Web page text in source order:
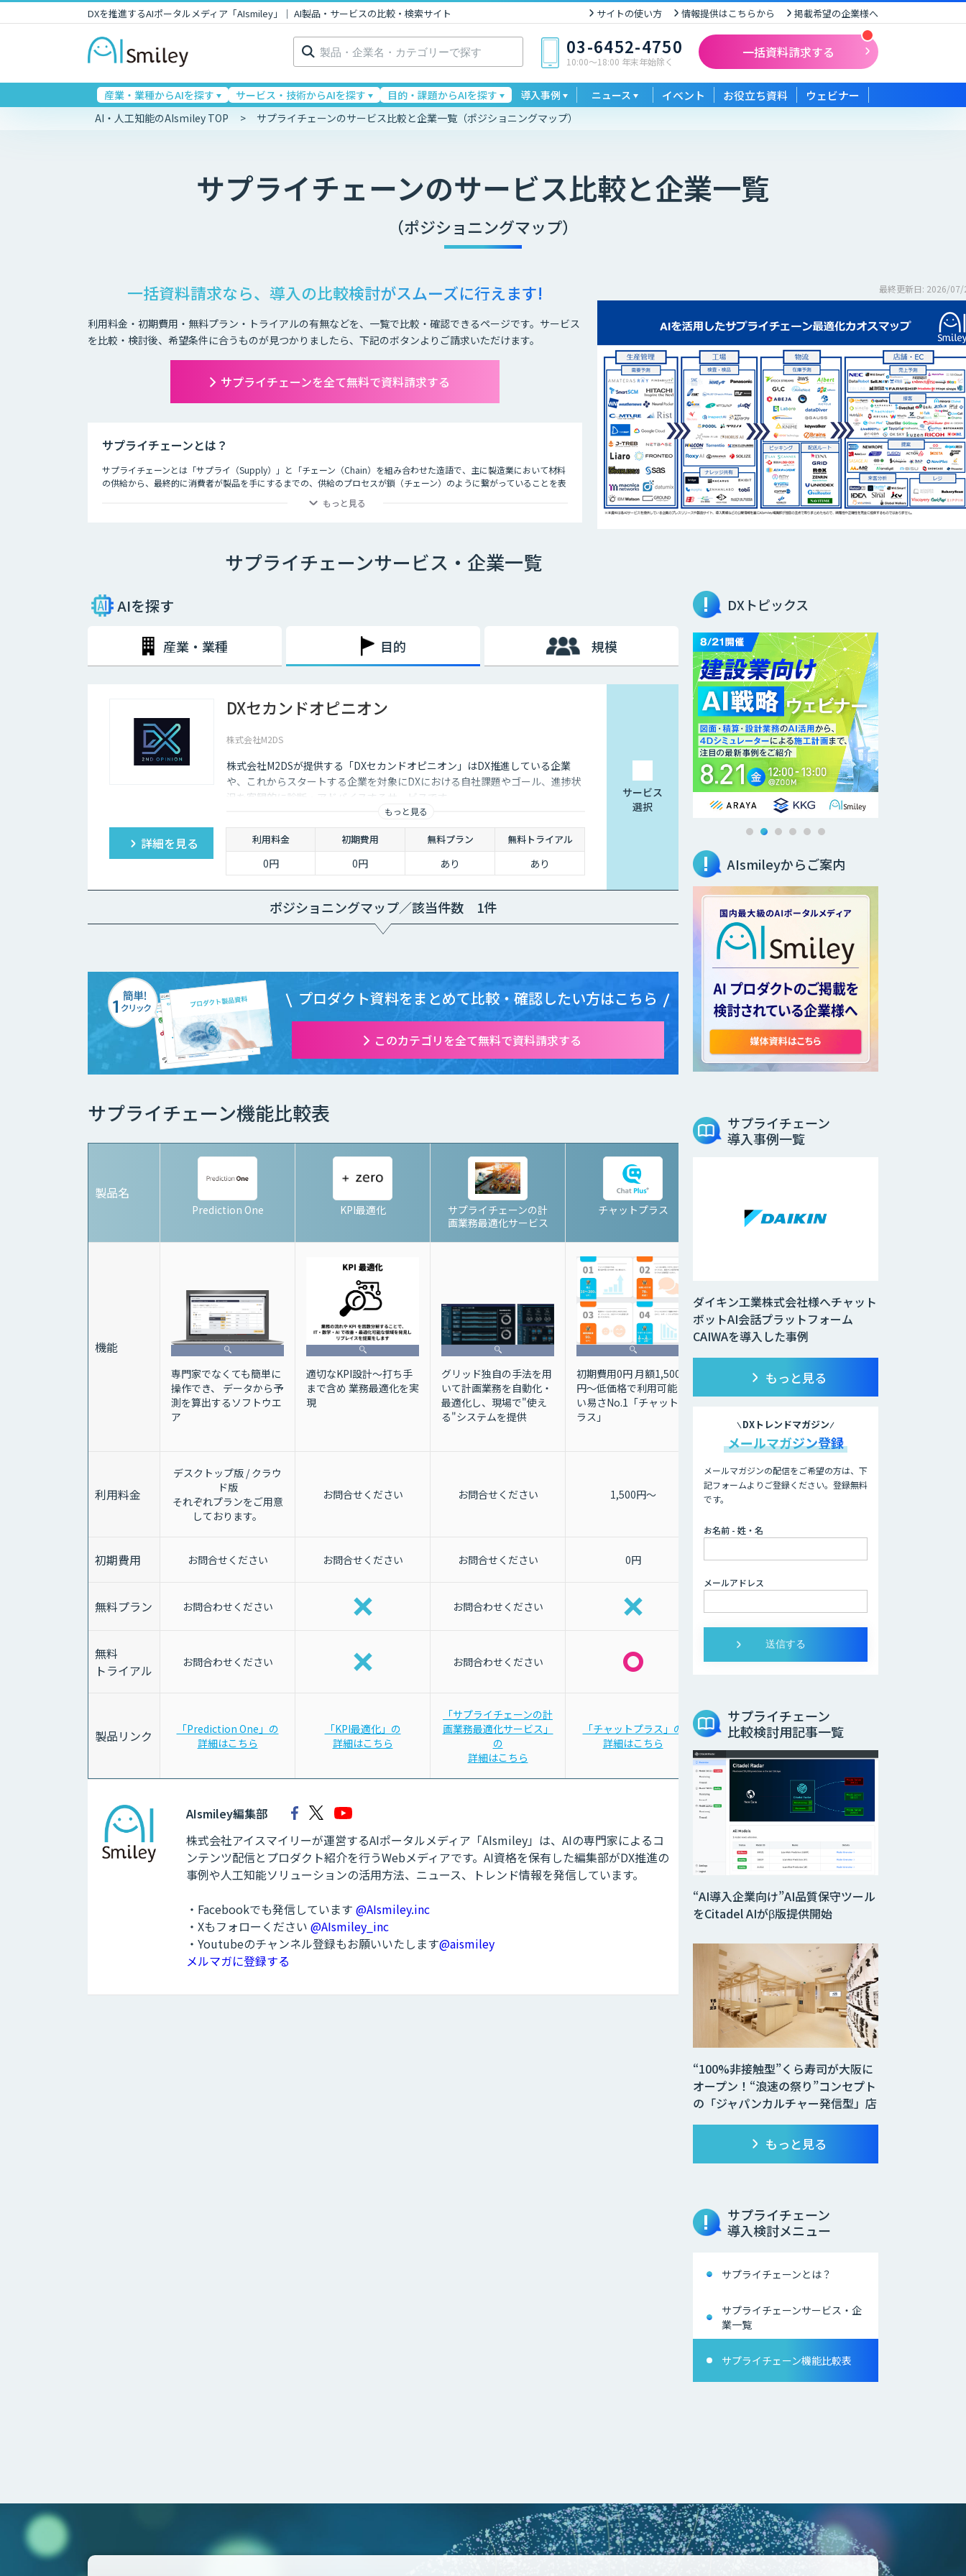
DXを推進するAIポータルメディア「AIsmiley」｜ AI製品・サービスの比較・検索サイト サイトの使い方 情報提供はこちらから 掲載希望の企業様へ
検
索: 03-6452-4750
10:00〜18:00 年末年始除く
一括資料請求する
産業・業種からAIを探す サービス・技術からAIを探す 目的・課題からAIを探す 導入事例 ニュース イベント お役立ち資料 ウェビナー
AI・人工知能のAIsmiley TOP サプライチェーンのサービス比較と企業一覧（ポジショニングマップ）
サプライチェーンのサービス比較と企業一覧
（ポジショニングマップ）
一括資料請求なら、導入の比較検討がスムーズに行えます!
利用料金・初期費用・無料プラン・トライアルの有無などを、一覧で比較・確認できるページです。サービス
を比較・検討後、希望条件に合うものが見つかりましたら、下記のボタンよりご請求いただけます。
サプライチェーンを全て無料で資料請求する
最終更新日: 2026/07/
サプライチェーンとは？
サプライチェーンとは「サプライ（Supply）」と「チェーン（Chain）を組み合わせた造語で、主に製造業において材料
の供給から、最終的に消費者が製品を手にするまでの、供給のプロセスが鎖（チェーン）のように繋がっていることを表
ます。工場や倉庫では良品と不良品の検知、店舗ではAIカメラを設置して来客者を分析。最適な商品陳列や適切な人材配
サプライチェーンAI製品・サービスにはツールによって機能や実現できる内容に違いがありますので、自社の課題は何
か、どんな結果を実現したいのかという観点から、それぞれのツールの違いを充分に比較検討することが重要です。
もっと見る
サプライチェーンサービス・企業一覧
AIを探す
産業・業種 目的 規模
DXセカンドオピニオン
株式会社M2DS
株式会社M2DSが提供する「DXセカンドオピニオン」はDX推進している企業
や、これからスタートする企業を対象にDXにおける自社課題やゴール、進捗状
況を客観的に診断・アドバイスするサービスです
もっと見る
詳細を見る 利用料金 初期費用 無料プラン 無料トライアル
0円 0円 あり あり
サービス
選択
ポジショニングマップ／該当件数 1件
プロダクト資料をまとめて比較・確認したい方はこちら
このカテゴリを全て無料で資料請求する
サプライチェーン機能比較表
製品名
Prediction One KPI最適化
サプライチェーンの計
画業務最適化サービス
チャットプラス
Third AI レコメンドア
イ
機能
専門家でなくても簡単に
操作でき、 データから予
測を算出するソフトウエ
ア
適切なKPI設計～打ち手
まで含め 業務最適化を実
現
グリッド独自の手法を用
いて計画業務を自動化・
最適化し、現場で"使え
る"システムを提供
初期費用0円 月額1,500
円〜低価格で利用可能 使
い易さNo.1「チャットプ
ラス」
画像認識 AI技術を活用し
て、お手元の写真などか
検索して目的の商品を見
つけ出すことが可能
利用料金
デスクトップ版 / クラウ
ド版
それぞれプランをご用意
しております。
お問合せください お問合せください 1,500円～ 月額 500,000円〜
初期費用 お問合せください お問合せください お問合せください 0円 1,000,000円〜
無料プラン お問合わせください お問合わせください
無料
トライアル
お問合わせください お問合わせください お問合わせください
製品リンク
「Prediction One」の
詳細はこちら
「KPI最適化」の
詳細はこちら
「サプライチェーンの計
画業務最適化サービス」
の
詳細はこちら
「チャットプラス」の
詳細はこちら
「Third AI レコメンドア
イ」の
詳細はこちら
AIsmiley編集部
株式会社アイスマイリーが運営するAIポータルメディア「AIsmiley」は、AIの専門家によるコ
ンテンツ配信とプロダクト紹介を行うWebメディアです。AI資格を保有した編集部がDX推進の
事例や人工知能ソリューションの活用方法、ニュース、トレンド情報を発信しています。
・Facebookでも発信しています @AIsmiley.inc
・Xもフォローください @AIsmiley_inc
・Youtubeのチャンネル登録もお願いいたします@aismiley
メルマガに登録する
DXトピックス
AIsmileyからご案内
サプライチェーン
導入事例一覧
ダイキン工業株式会社様へチャット
ボットAI会話プラットフォーム
CAIWAを導入した事例
もっと見る
DXトレンドマガジン
メールマガジン登録
メールマガジンの配信をご希望の方は、下
記フォームよりご登録ください。登録無料
です。
お名前 - 姓・名
メールアドレス
サプライチェーン
比較検討用記事一覧
“AI導入企業向け”AI品質保守ツール
をCitadel AIがβ版提供開始
“100%非接触型”くら寿司が大阪に
オープン！“浪速の祭り”コンセプト
の「ジャパンカルチャー発信型」店
もっと見る
サプライチェーン
導入検討メニュー
サプライチェーンとは？
サプライチェーンサービス・企
業一覧
サプライチェーン機能比較表